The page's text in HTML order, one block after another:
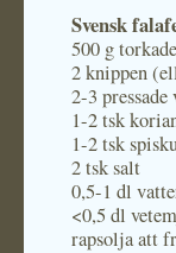
Svensk
500 g
2 knippen
2-3
1-2 tsk
1-2 tsk
2 tsk salt
0,5-1 dl
<0,5 dl
rapsolja att